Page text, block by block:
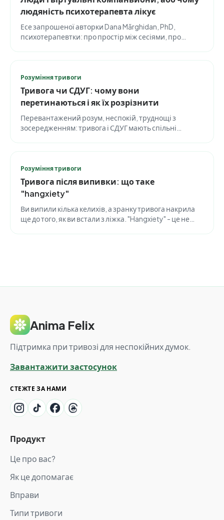
людяність психотерапевта лікує
Есе запрошеної авторки Dana Mărghidan, PhD,
психотерапевтки: про простір між сесіями, про
Розуміння тривоги
Тривога чи СДУГ: чому вони
перетинаються і як їх розрізнити
Перевантажений розум, неспокій, труднощі з
зосередженням: тривога і СДУГ мають спільні
Розуміння тривоги
Тривога після випивки: що таке
"hangxiety"
Ви випили кілька келихів, а зранку тривога накрила
ще до того, як ви встали з ліжка. "Hangxiety" - це не
Anima Felix
Підтримка при тривозі для неспокійних думок.
Завантажити застосунок
СТЕЖТЕ ЗА НАМИ
Продукт
Це про вас?
Як це допомагає
Вправи
Типи тривоги